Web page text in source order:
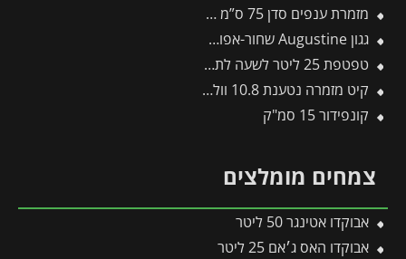
מזמרת ענפים סדן 75 ס”מ RS750 – WOLF
גגון Augustine שחור-אפור 1.1*0.9 מבית פלרם – Canopia
טפטפת 25 ליטר לשעה לתמנון
קיט מזמרה נטענת 10.8 וולט + 3 סוללות + מטען 22-SR-תבור
קונפידור 15 סמ"ק
צמחים מומלצים
אבוקדו אטינגר 50 ליטר
אבוקדו האס ג׳אם 25 ליטר